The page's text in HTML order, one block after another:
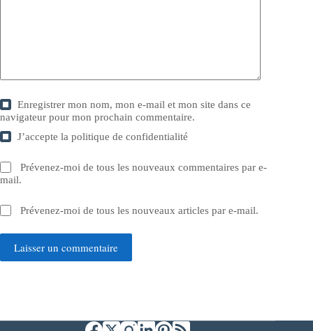
Enregistrer mon nom, mon e-mail et mon site dans ce
navigateur pour mon prochain commentaire.
J’accepte lapolitique de confidentialité
Prévenez-moi de tous les nouveaux commentaires par e-
mail.
Prévenez-moi de tous les nouveaux articles par e-mail.
Laisser un commentaire